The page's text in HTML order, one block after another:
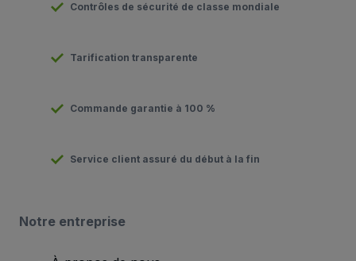
Contrôles de sécurité de classe mondiale
Tarification transparente
Commande garantie à 100 %
Service client assuré du début à la fin
Notre entreprise